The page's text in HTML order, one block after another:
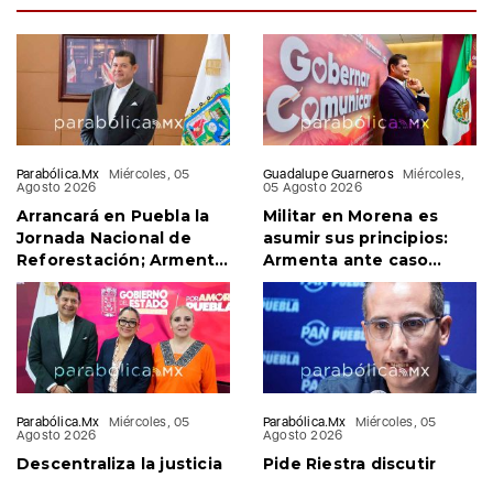
Personal de SUMA realizó el traslado terrestre en ambulancia al…
Parabólica.Mx
Miércoles, 05
Agosto 2026
Arrancará en Puebla la
Jornada Nacional de
Reforestación; Armenta
confirma visita de
Sheinbaum
Guadalupe Guarneros
05 Agosto 2026
Militar en Morena es
asumir sus principios:
Armenta ante caso
Salvatori- Palomares
Miércoles, 05
Agosto 2026
Parabólica.Mx
Miércoles, 05
Agosto 2026